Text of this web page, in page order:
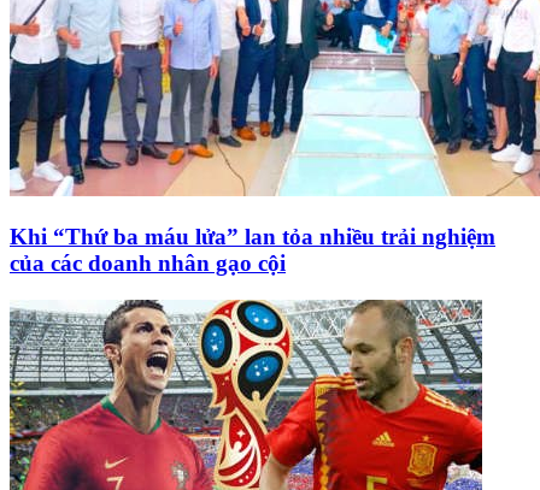
Khi “Thứ ba máu lửa” lan tỏa nhiều trải nghiệm
của các doanh nhân gạo cội